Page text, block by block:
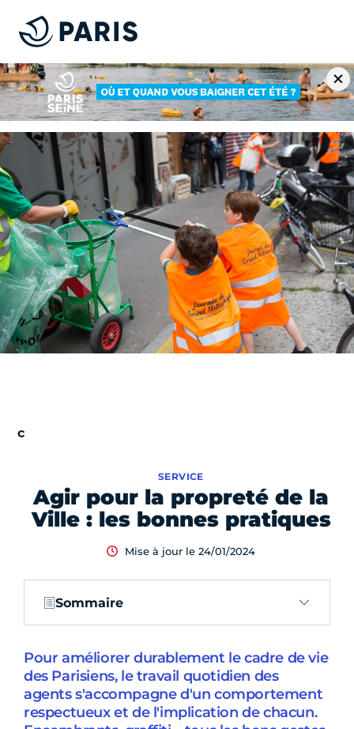
Agir pour la propreté de la
Ville : les bonnes pratiques
SERVICE
Mise à jour le 24/01/2024
Sommaire
Pour améliorer durablement le cadre de vie
des Parisiens, le travail quotidien des
agents s'accompagne d'un comportement
respectueux et de l'implication de chacun.